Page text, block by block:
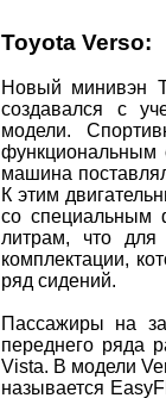
Toyota Verso:
Новый минивэн
создавался с
модели.
функциональным
машина
К этим
со специальным
литрам, что для
комплектации,
ряд сидений.
Пассажиры на
переднего ряда
Vista. В модели
называется